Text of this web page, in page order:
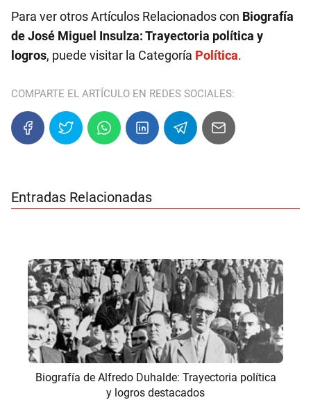
Para ver otros Artículos Relacionados con Biografía
de José Miguel Insulza: Trayectoria política y
logros, puede visitar la Categoría Política.
COMPARTE EL ARTÍCULO EN REDES SOCIALES:
Entradas Relacionadas
Biografía de Alfredo Duhalde: Trayectoria política
y logros destacados